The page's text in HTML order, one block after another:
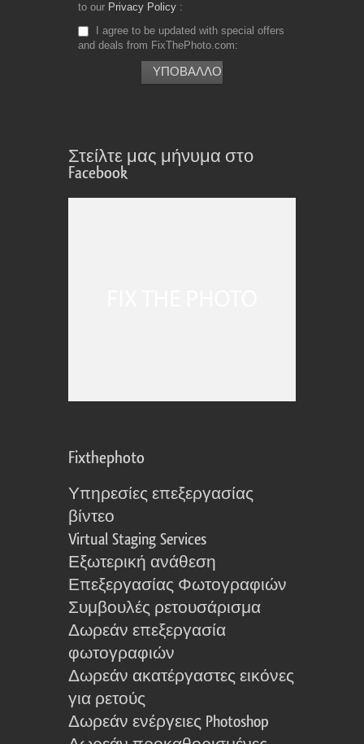
to our Privacy Policy
I agree to be updated with special offers
and deals from FixThePhoto.com
Στείλτε μας μήνυμα στο
Facebook
Fixthephoto
Υπηρεσίες επεξεργασίας
βίντεο
Virtual Staging Services
Εξωτερική ανάθεση
Επεξεργασίας Φωτογραφιών
Συμβουλές ρετουσάρισμα
Δωρεάν επεξεργασία
φωτογραφιών
Δωρεάν ακατέργαστες εικόνες
για ρετούς
Δωρεάν ενέργειες Photoshop